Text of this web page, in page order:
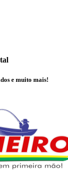
e muito mais!